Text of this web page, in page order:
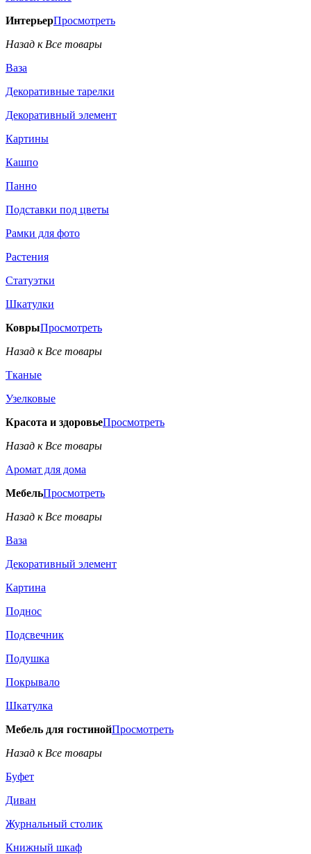
ИнтерьерПросмотреть
Назад к Все товары
Ваза
Декоративные тарелки
Декоративный элемент
Картины
Кашпо
Панно
Подставки под цветы
Рамки для фото
Растения
Статуэтки
Шкатулки
КоврыПросмотреть
Назад к Все товары
Тканые
Узелковые
Красота и здоровьеПросмотреть
Назад к Все товары
Аромат для дома
МебельПросмотреть
Назад к Все товары
Ваза
Декоративный элемент
Картина
Поднос
Подсвечник
Подушка
Покрывало
Шкатулка
Мебель для гостинойПросмотреть
Назад к Все товары
Буфет
Диван
Журнальный столик
Книжный шкаф